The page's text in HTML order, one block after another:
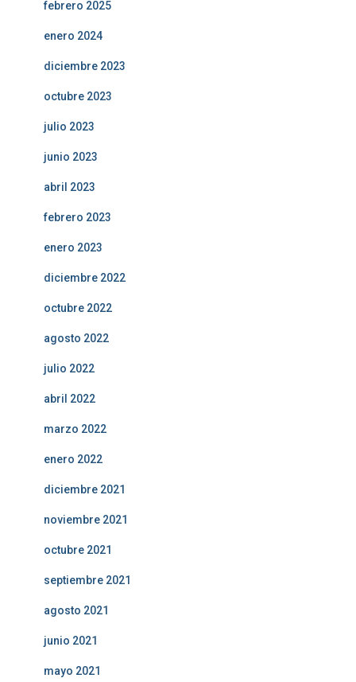
febrero 2025
enero 2024
diciembre 2023
octubre 2023
julio 2023
junio 2023
abril 2023
febrero 2023
enero 2023
diciembre 2022
octubre 2022
agosto 2022
julio 2022
abril 2022
marzo 2022
enero 2022
diciembre 2021
noviembre 2021
octubre 2021
septiembre 2021
agosto 2021
junio 2021
mayo 2021